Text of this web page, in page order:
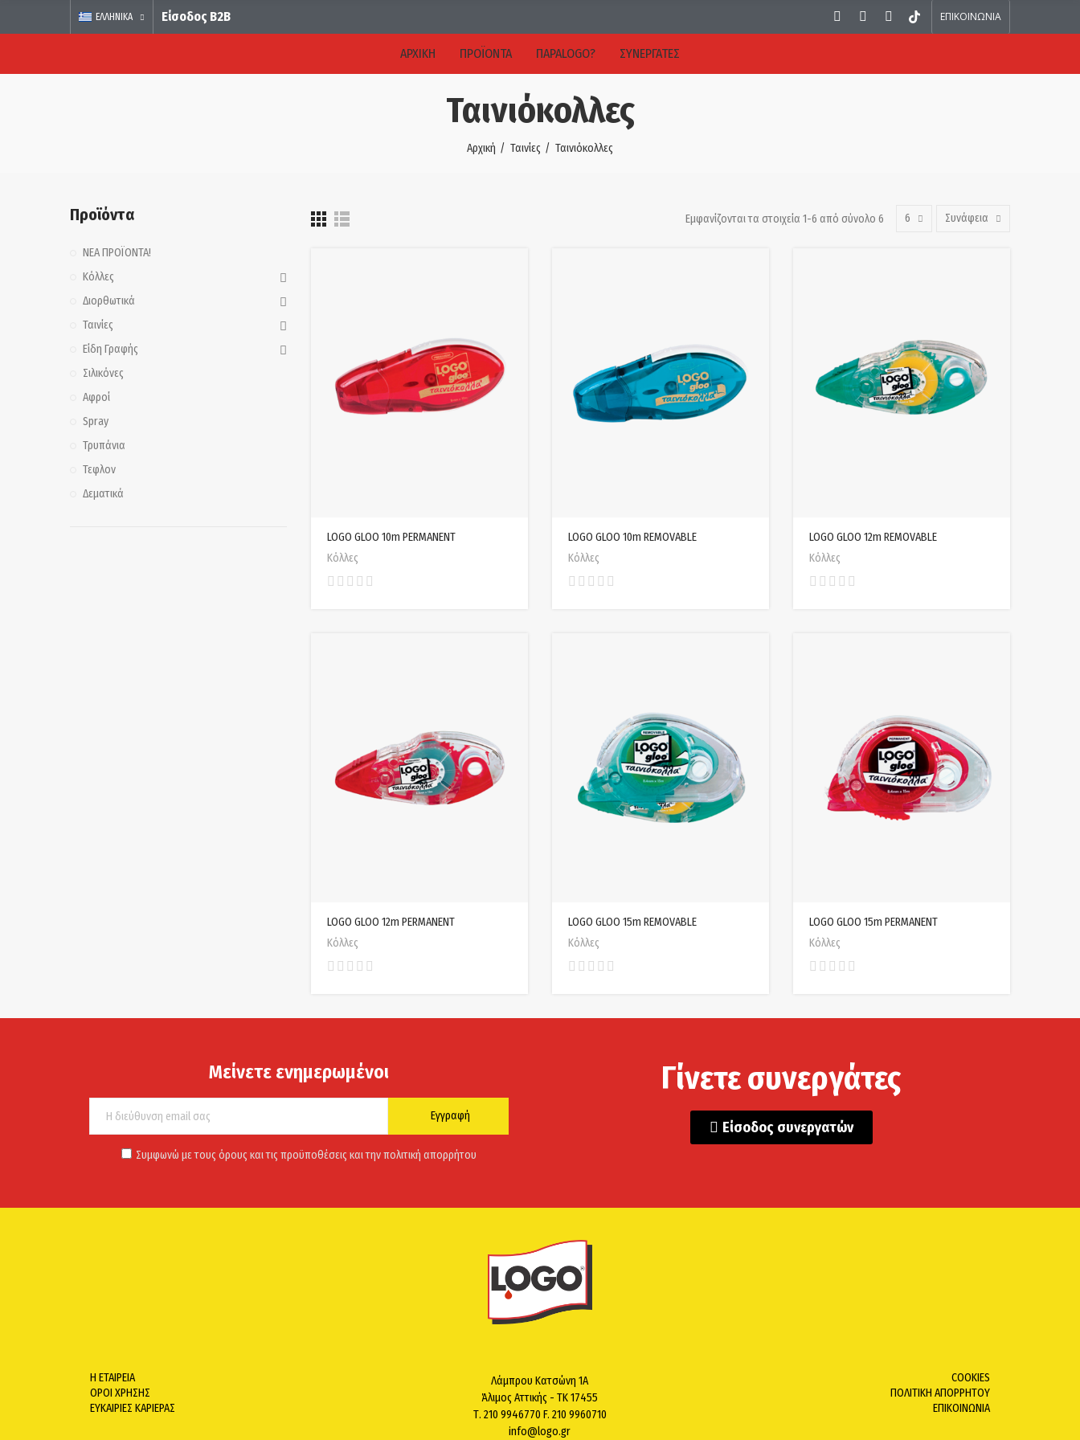
ΕΛΛΗΝΙΚΆ Είσοδος B2B ΕΠΙΚΟΙΝΩΝΙΑ
ΑΡΧΙΚΉ ΠΡΟΪΌΝΤΑ ΠΑΡΑLOGO? ΣΥΝΕΡΓΑΤΕΣ
Ταινιόκολλες
Αρχική Ταινίες Ταινιόκολλες
Εμφανίζονται τα στοιχεία 1-6 από σύνολο 6 6 Συνάφεια
LOGO GLOO 10m PERMANENT
Κόλλες
LOGO GLOO 10m REMOVABLE
Κόλλες
LOGO GLOO 12m REMOVABLE
Κόλλες
LOGO GLOO 12m PERMANENT
Κόλλες
LOGO GLOO 15m REMOVABLE
Κόλλες
LOGO GLOO 15m PERMANENT
Κόλλες
Προϊόντα
ΝΕΑ ΠΡΟΪΟΝΤΑ!
Κόλλες
Διορθωτικά
Ταινίες
Είδη Γραφής
Σιλικόνες
Αφροί
Spray
Τρυπάνια
Τεφλον
Δεματικά
Μείνετε ενημερωμένοι
Εγγραφή
Συμφωνώ με τους όρους και τις προϋποθέσεις και την πολιτική απορρήτου
Γίνετε συνεργάτες
Είσοδος συνεργατών
Η ΕΤΑΙΡΕΙΑ
ΟΡΟΙ ΧΡΗΣΗΣ
ΕΥΚΑΙΡΙΕΣ ΚΑΡΙΕΡΑΣ
Λάμπρου Κατσώνη 1Α
Άλιμος Αττικής - ΤΚ 17455
Τ. 210 9946770 F. 210 9960710
info@logo.gr
COOKIES
ΠΟΛΙΤΙΚΗ ΑΠΟΡΡΗΤΟΥ
ΕΠΙΚΟΙΝΩΝΙΑ